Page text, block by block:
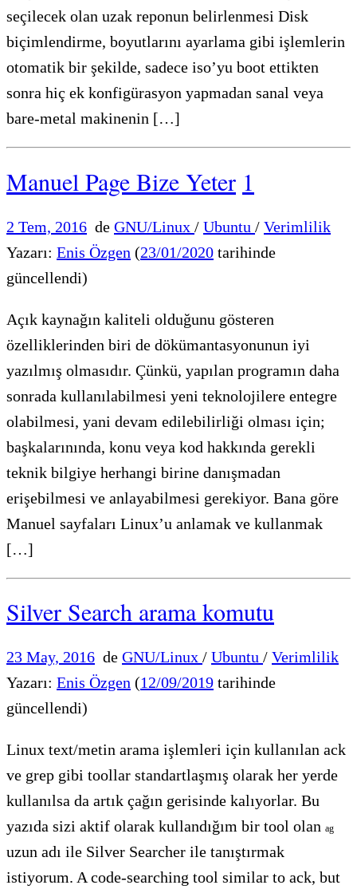
seçilecek olan uzak reponun belirlenmesi Disk
biçimlendirme, boyutlarını ayarlama gibi işlemlerin
otomatik bir şekilde, sadece iso’yu boot ettikten
sonra hiç ek konfigürasyon yapmadan sanal veya
bare-metal makinenin […]
Manuel Page Bize Yeter 1
2 Tem, 2016 de GNU/Linux / Ubuntu / Verimlilik
Yazarı: Enis Özgen (23/01/2020 tarihinde
güncellendi)
Açık kaynağın kaliteli olduğunu gösteren
özelliklerinden biri de dökümantasyonunun iyi
yazılmış olmasıdır. Çünkü, yapılan programın daha
sonrada kullanılabilmesi yeni teknolojilere entegre
olabilmesi, yani devam edilebilirliği olması için;
başkalarınında, konu veya kod hakkında gerekli
teknik bilgiye herhangi birine danışmadan
erişebilmesi ve anlayabilmesi gerekiyor. Bana göre
Manuel sayfaları Linux’u anlamak ve kullanmak
[…]
Silver Search arama komutu
23 May, 2016 de GNU/Linux / Ubuntu / Verimlilik
Yazarı: Enis Özgen (12/09/2019 tarihinde
güncellendi)
Linux text/metin arama işlemleri için kullanılan ack
ve grep gibi toollar standartlaşmış olarak her yerde
kullanılsa da artık çağın gerisinde kalıyorlar. Bu
yazıda sizi aktif olarak kullandığım bir tool olan ag
uzun adı ile Silver Searcher ile tanıştırmak
istiyorum. A code-searching tool similar to ack, but